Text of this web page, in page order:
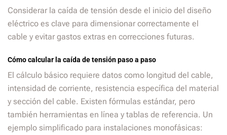
Considerar la caída de tensión desde el inicio del diseño
eléctrico es clave para dimensionar correctamente el
cable y evitar gastos extras en correcciones futuras.
Cómo calcular la caída de tensión paso a paso
El cálculo básico requiere datos como longitud del cable,
intensidad de corriente, resistencia específica del material
y sección del cable. Existen fórmulas estándar, pero
también herramientas en línea y tablas de referencia. Un
ejemplo simplificado para instalaciones monofásicas: